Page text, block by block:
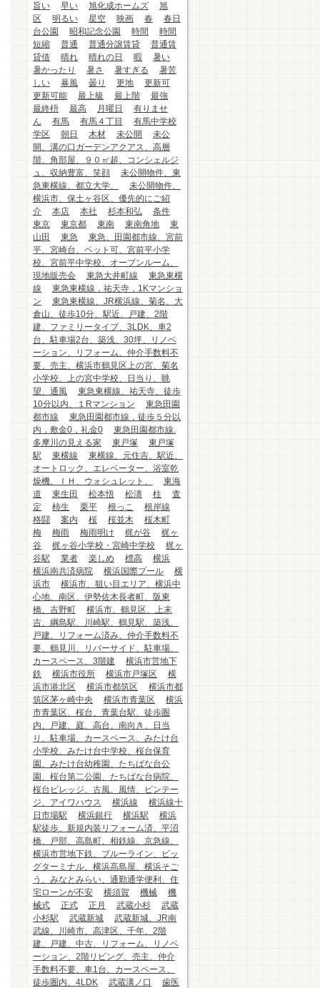
旨い
早い 旭化成ホームズ
旭
区
明るい 星空 映画 春
春日
台公園
昭和記念公園 時間
時間
短縮
普通 普通分譲賃貸
普通賃
貸借
晴れ 晴れの日 暇
暑い
暑かったり
暑さ 暑すぎる
暑苦
しい
暴風 曇り 更地
更新可
更新可能
最上級 最上階
最強
最終枡
最高 月曜日
有りませ
ん
有馬 有馬４丁目
有馬中学校
学区
朝日 木材 未公開
未公
開、溝の口ガーデンアクアス、高層
階、角部屋、９０㎡超、コンシェルジ
ュ、収納豊富、笑顔
未公開物件、東
急東横線、都立大学、
未公開物件、
横浜市、保土ヶ谷区、優先的にご紹
介
本店 本社 杉本和弘
条件
東京
東京都 東南 東南角地
東
山田
東急
東急、田園都市線、宮前
平、宮崎台、ペット可、宮前平小学
校、宮前平中学校、オープンルーム、
現地販売会
東急大井町線
東急東横
線
東急東横線，祐天寺，1Kマンショ
ン
東急東横線、JR横浜線、菊名、大
倉山、徒歩10分、駅近、戸建、2階
建、ファミリータイプ、3LDK、車2
台、駐車場2台、築浅、30坪、リノベ
ーション、リフォーム、仲介手数料不
要、売主、横浜市鶴見区上の宮、菊名
小学校、上の宮中学校、日当り、眺
望、通風
東急東横線、祐天寺、徒歩
10分以内、１Rマンション
東急田園
都市線
東急田園都市線，徒歩５分以
内，敷金0，礼金0
東急田園都市線.
多摩川の見える家
東戸塚
東戸塚
駅
東横線
東横線、元住吉、駅近、
オートロック、エレベーター、浴室乾
燥機、ＩＨ、ウォシュレット、
東海
道
東生田 松本悟 松濤 柱
査
定
柿生 栗平 根っこ
根岸線
格闘
案内 桜 桜並木
桜木町
梅
梅雨 梅雨明け 梶が谷
梶ヶ
谷
梶ヶ谷小学校・宮崎中学校
梶ヶ
谷駅
業者 楽しめ 標高
横浜
横浜南共済病院
横浜国際プール
横
浜市
横浜市、狙い目エリア、横浜中
心地、南区、伊勢佐木長者町、阪東
橋、吉野町
横浜市、鶴見区、上末
吉、綱島駅、川崎駅、鶴見駅、築浅、
戸建、リフォーム済み、仲介手数料不
要、鶴見川、リバーサイド、駐車場、
カースペース、3階建
横浜市営地下
鉄
横浜市役所 横浜市戸塚区
横
浜市港北区
横浜市都筑区
横浜市都
筑区茅ヶ崎中央
横浜市青葉区
横浜
市青葉区、桜台、青葉台駅、徒歩圏
内、戸建、庭、高台、南向き、日当
り、駐車場、カースペース、みたけ台
小学校、みたけ台中学校、桜台保育
園、みたけ台幼稚園、たちばな台公
園、桜台第二公園、たちばな台病院、
桜台ビレッジ、古風、風情、ビンテー
ジ、アイワハウス
横浜線
横浜線十
日市場駅
横浜銀行 横浜駅
横浜
駅徒歩、新規内装リフォーム済、平沼
橋、戸部、高島町、相鉄線、京急線、
横浜市営地下鉄、ブルーライン、ビッ
グターミナル、横浜高島屋、横浜そご
う、みなとみらい、通勤通学便利、住
宅ローンが不安
横須賀 機械
機
械式
正式 正月 武蔵小杉
武蔵
小杉駅
武蔵新城
武蔵新城、JR南
武線、川崎市、高津区、千年、2階
建、戸建、中古、リフォーム、リノベ
ーション、2階リビング、売主、仲介
手数料不要、車1台、カースペース、
徒歩圏内、4LDK
武蔵溝ノ口
歯医